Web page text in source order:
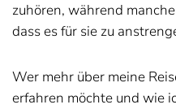
zuhören, während
dass es für sie zu
Wer mehr über meine
erfahren möchte und wie